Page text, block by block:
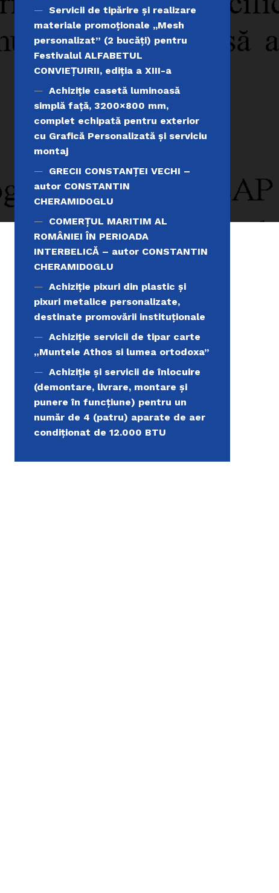
Servicii de tipărire şi realizare
materiale promoţionale ,,Mesh
personalizat” (2 bucăți) pentru
Festivalul ALFABETUL
CONVIEŢUIRII, ediţia a XIII-a
Achiziție casetă luminoasă
simplă față, 3200×800 mm,
complet echipată pentru exterior
cu Grafică Personalizată și serviciu
montaj
GRECII CONSTANȚEI VECHI –
autor CONSTANTIN
CHERAMIDOGLU
COMERŢUL MARITIM AL
ROMÂNIEI ÎN PERIOADA
INTERBELICĂ – autor CONSTANTIN
CHERAMIDOGLU
Achiziţie pixuri din plastic și
pixuri metalice personalizate,
destinate promovării instituționale
Achiziție servicii de tipar carte
„Muntele Athos si lumea ortodoxa’’
Achiziție și servicii de înlocuire
(demontare, livrare, montare și
punere în funcțiune) pentru un
număr de 4 (patru) aparate de aer
condiționat de 12.000 BTU